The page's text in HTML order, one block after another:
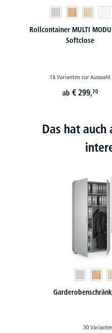
Rollcontainer MULTI
Softclose
16 Varianten zur Auswahl
ab € 299,70
Das hat auch
30